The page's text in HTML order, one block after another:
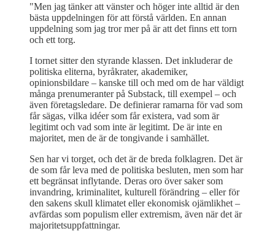
"Men jag tänker att vänster och höger inte alltid är den
bästa uppdelningen för att förstå världen. En annan
uppdelning som jag tror mer på är att det finns ett torn
och ett torg.
I tornet sitter den styrande klassen. Det inkluderar de
politiska eliterna, byråkrater, akademiker,
opinionsbildare – kanske till och med om de har väldigt
många prenumeranter på Substack, till exempel – och
även företagsledare. De definierar ramarna för vad som
får sägas, vilka idéer som får existera, vad som är
legitimt och vad som inte är legitimt. De är inte en
majoritet, men de är de tongivande i samhället.
Sen har vi torget, och det är de breda folklagren. Det är
de som får leva med de politiska besluten, men som har
ett begränsat inflytande. Deras oro över saker som
invandring, kriminalitet, kulturell förändring – eller för
den sakens skull klimatet eller ekonomisk ojämlikhet –
avfärdas som populism eller extremism, även när det är
majoritetsuppfattningar.